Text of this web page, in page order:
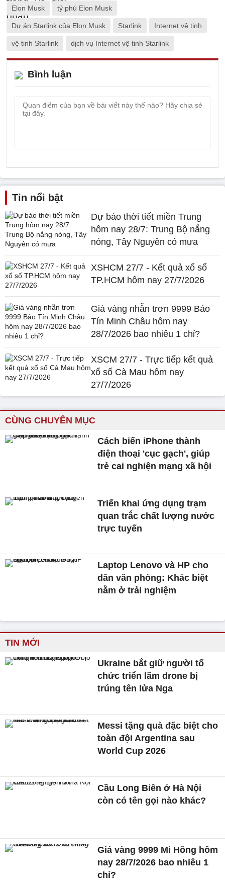
Elon Musk tỷ phú Elon Musk
Dự án Starlink của Elon Musk Starlink Internet vệ tinh
vệ tinh Starlink dịch vụ Internet vệ tinh Starlink
Bình luận
Tin nổi bật
Dự báo thời tiết miền Trung
hôm nay 28/7: Trung Bộ nắng
nóng, Tây Nguyên có mưa
XSHCM 27/7 - Kết quả xổ số
TP.HCM hôm nay 27/7/2026
Giá vàng nhẫn trơn 9999 Bảo
Tín Minh Châu hôm nay
28/7/2026 bao nhiêu 1 chỉ?
XSCM 27/7 - Trực tiếp kết quả
xổ số Cà Mau hôm nay
27/7/2026
CÙNG CHUYÊN MỤC
Cách biến iPhone thành
điện thoại 'cục gạch', giúp
trẻ cai nghiện mạng xã hội
Triển khai ứng dụng trạm
quan trắc chất lượng nước
trực tuyến
Laptop Lenovo và HP cho
dân văn phòng: Khác biệt
nằm ở trải nghiệm
TIN MỚI
Ukraine bắt giữ người tổ
chức triển lãm drone bị
trúng tên lửa Nga
Messi tặng quà đặc biệt cho
toàn đội Argentina sau
World Cup 2026
Cầu Long Biên ở Hà Nội
còn có tên gọi nào khác?
Giá vàng 9999 Mi Hồng hôm
nay 28/7/2026 bao nhiêu 1
chỉ?